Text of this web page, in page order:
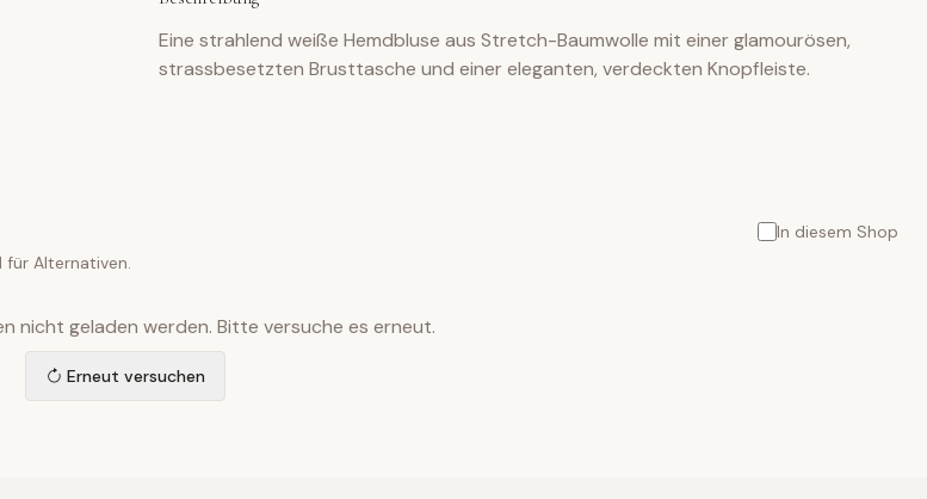
Eine strahlend weiße Hemdbluse aus Stretch-Baumwolle mit einer glamourösen,
strassbesetzten Brusttasche und einer eleganten, verdeckten Knopfleiste.
In diesem Shop
für Alternativen.
nicht geladen werden. Bitte versuche es erneut.
Erneut versuchen